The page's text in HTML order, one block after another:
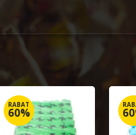
RABAT
60%